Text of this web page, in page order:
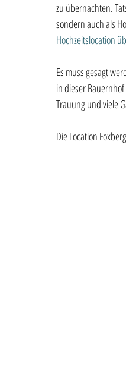
zu übernachten.
sondern auch als
Hochzeitslocation
Es muss gesagt
in dieser
Trauung und viele
Die Location